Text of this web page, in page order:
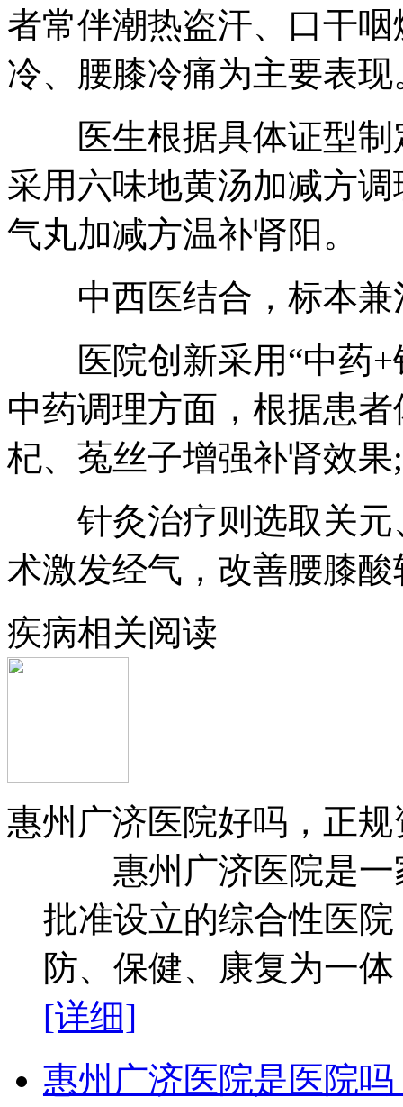
者常伴潮热盗汗、口干
冷、腰膝冷痛为主要表现
医生根据具体证型制
采用六味地黄汤加减方
气丸加减方温补肾阳。
中西医结合，标本兼
医院创新采用“中药+
中药调理方面，根据患
杞、菟丝子增强补肾效果;
针灸治疗则选取关元
术激发经气，改善腰膝
疾病相关阅读
惠州广济医院好吗，正规
惠州广济医院是一
批准设立的综合性医
防、保健、康复为一
[详细]
惠州广济医院是医院吗